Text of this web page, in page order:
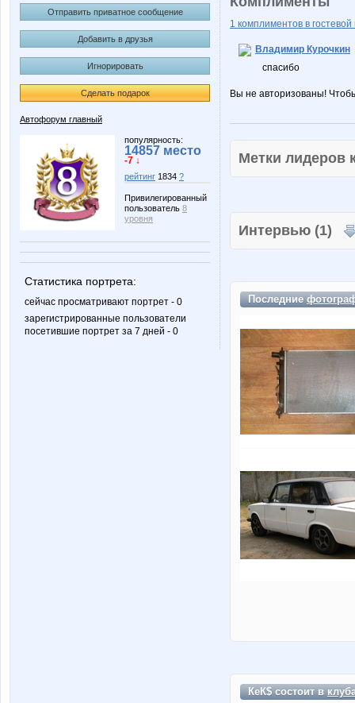
Отправить приватное сообщение
Добавить в друзья
Игнорировать
Сделать подарок
Автофорум главный
популярность:
14857 место
-7 ↓
рейтинг 1834 ?
Привилегированный
пользователь 8
уровня
Статистика портрета:
сейчас просматривают портрет - 0
зарегистрированные пользователи
посетившие портрет за 7 дней - 0
1 комплиментов в гостевой
Владимир Курочкин
спасибо
Вы не авторизованы!
Метки
Интервью (1)
Последние
КеК$ состоит в